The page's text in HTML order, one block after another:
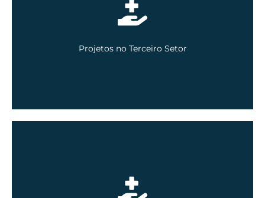
EM BREVE
Projetos no Terceiro Setor
EM BREVE